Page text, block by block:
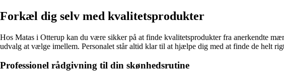
Forkæl dig selv med kvalitetsprodukter
Hos Matas i Otterup kan du være sikker på at finde kvalitetsprodukter fra anerkendte
udvalg at vælge imellem. Personalet står altid klar til at hjælpe dig med at finde de helt
Professionel rådgivning til din skønhedsrutine